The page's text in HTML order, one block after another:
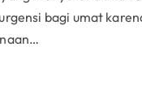
bagi umat